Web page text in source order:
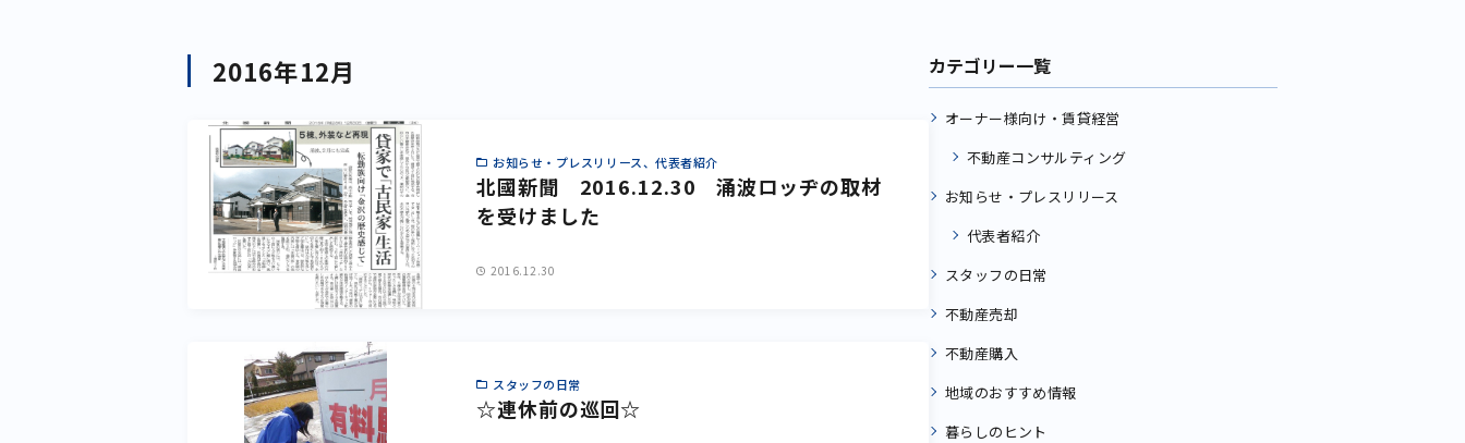
2016年12月
お知らせ・プレスリリース、代表者紹介
北國新聞 2016.12.30 涌波ロッヂの取材
を受けました
2016.12.30
スタッフの日常
☆連休前の巡回☆
カテゴリー一覧
オーナー様向け・賃貸経営
不動産コンサルティング
お知らせ・プレスリリース
代表者紹介
スタッフの日常
不動産売却
不動産購入
地域のおすすめ情報
暮らしのヒント